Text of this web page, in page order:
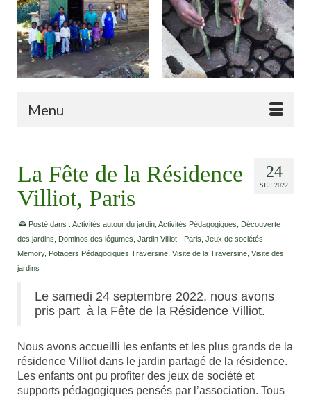
Menu
24
SEP 2022
La Fête de la Résidence
Villiot, Paris
Posté dans : Activités autour du jardin Activités Pédagogiques
Découverte
des jardins
Dominos des légumes Jardin Villiot - Paris Jeux de sociétés
Memory, Potagers Pédagogiques Traversine Visite de la Traversine Visite des
jardins |
Le samedi 24 septembre 2022, nous avons
pris part à la Fête de la Résidence Villiot.
Nous avons accueilli les enfants et les plus grands de la
résidence Villiot dans le jardin partagé de la résidence.
Les enfants ont pu profiter des jeux de société et
supports pédagogiques pensés par l’association. Tous